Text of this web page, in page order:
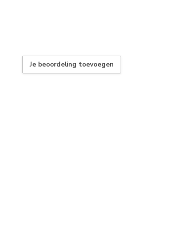
Je beoordeling toevoegen